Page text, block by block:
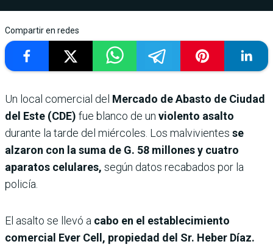
Compartir en redes
Un local comercial del Mercado de Abasto de Ciudad
del Este (CDE) fue blanco de un violento asalto
durante la tarde del miércoles. Los malvivientes se
alzaron con la suma de G. 58 millones y cuatro
aparatos celulares, según datos recabados por la
policía.
El asalto se llevó a cabo en el establecimiento
comercial Ever Cell, propiedad del Sr. Heber Díaz.